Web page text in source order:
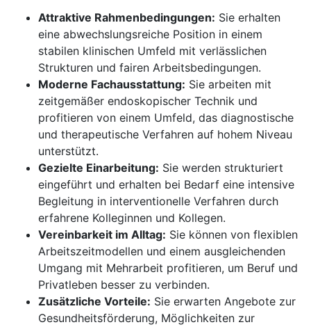
Attraktive Rahmenbedingungen: Sie erhalten
eine abwechslungsreiche Position in einem
stabilen klinischen Umfeld mit verlässlichen
Strukturen und fairen Arbeitsbedingungen.
Moderne Fachausstattung: Sie arbeiten mit
zeitgemäßer endoskopischer Technik und
profitieren von einem Umfeld, das diagnostische
und therapeutische Verfahren auf hohem Niveau
unterstützt.
Gezielte Einarbeitung: Sie werden strukturiert
eingeführt und erhalten bei Bedarf eine intensive
Begleitung in interventionelle Verfahren durch
erfahrene Kolleginnen und Kollegen.
Vereinbarkeit im Alltag: Sie können von flexiblen
Arbeitszeitmodellen und einem ausgleichenden
Umgang mit Mehrarbeit profitieren, um Beruf und
Privatleben besser zu verbinden.
Zusätzliche Vorteile: Sie erwarten Angebote zur
Gesundheitsförderung, Möglichkeiten zur